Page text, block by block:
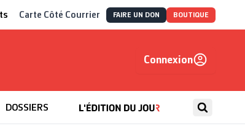
Carte Côté Courrier FAIRE UN DON BOUTIQUE
Connexion
DOSSIERS